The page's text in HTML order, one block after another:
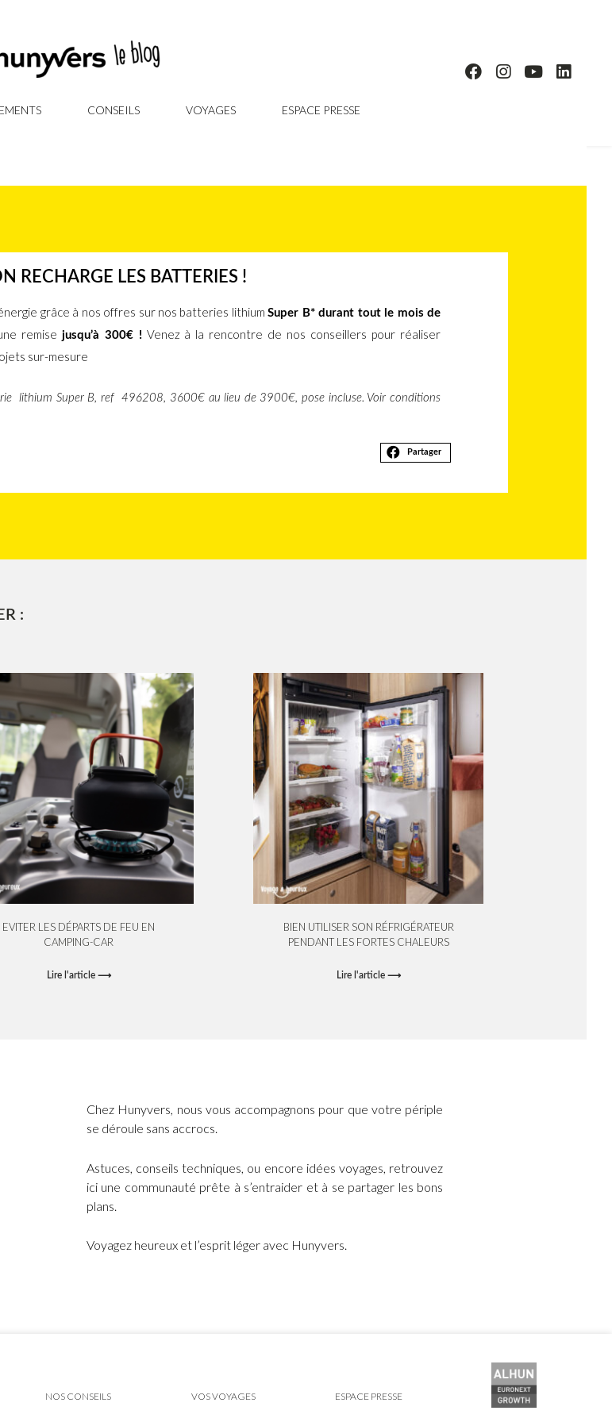
CONSEILS VOYAGES ESPACE PRESSE
RECHARGE LES BATTERIES !
grâce à nos offres sur nos batteries lithiumSuper B*durant tout le mois de
remise jusqu’à 300€ !Venez à la rencontre de nos conseillers pour réaliser
sur-mesure
lithium Super B, ref 496208, 3600€ au lieu de 3900€, pose incluse. Voir conditions
Partager
:
EVITER LES DÉPARTS DE FEU EN
CAMPING-CAR
Lire l'article ⟶
BIEN UTILISER SON RÉFRIGÉRATEUR
PENDANT LES FORTES CHALEURS
Lire l'article ⟶
Chez Hunyvers, nous vous accompagnons pour que votre périple
se déroule sans accrocs.
Astuces, conseils techniques, ou encore idées voyages, retrouvez
ici une communauté prête à s’entraider et à se partager les bons
plans.
Voyagez heureux et l’esprit léger avec Hunyvers.
NOS CONSEILS VOS VOYAGES ESPACE PRESSE